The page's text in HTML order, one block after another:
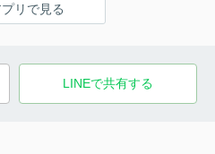
リで見る
LINEで共有する